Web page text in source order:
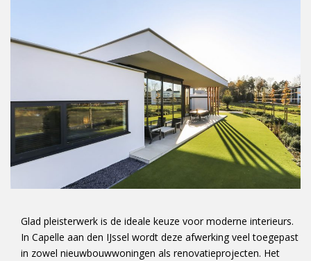
Glad pleisterwerk is de ideale keuze voor moderne interieurs.
In Capelle aan den IJssel wordt deze afwerking veel toegepast
in zowel nieuwbouwwoningen als renovatieprojecten. Het